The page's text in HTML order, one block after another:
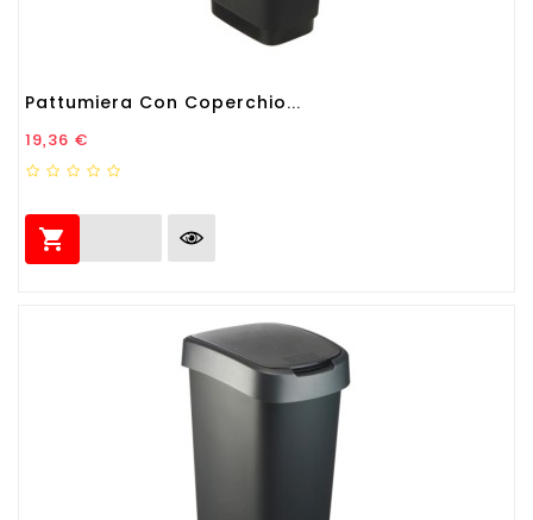
Pattumiera Con Coperchio...
Prezzo
19,36 €
